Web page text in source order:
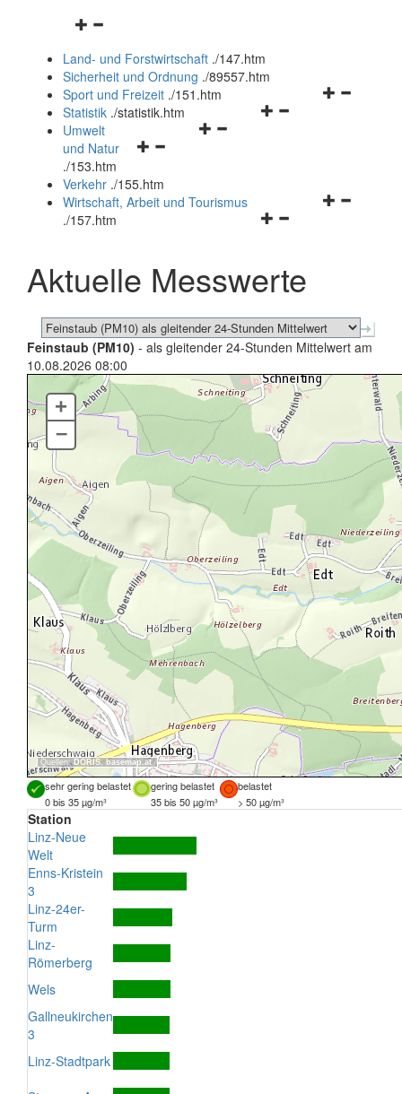
Navigationsmenü
und
schließen
Land- und Forstwirtschaft ./147.htm
Sicherheit und Ordnung ./89557.htm
Navigationsmenü
Sport und Freizeit ./151.htm
Navigationsmenü
Statistik ./statistik.htm
Navigationsmenü
und
schließen
Umwelt
und Natur
./153.htm
Verkehr ./155.htm
Navigationsmenü
schließen
Wirtschaft, Arbeit und Tourismus
./157.htm
Aktuelle Messwerte
Feinstaub (PM10) - als gleitender 24-Stunden Mittelwert am
10.08.2026 08:00
Quellen: DORIS,basemap.at
+
–
sehr gering belastet gering belastet
belastet
0 bis 35 µg/m³
35 bis 50 µg/m³ > 50 µg/m³
Station
Linz-Neue
Welt
Enns-Kristein
3
Linz-24er-
Turm
Linz-
Römerberg
Wels
Gallneukirchen
3
Linz-Stadtpark